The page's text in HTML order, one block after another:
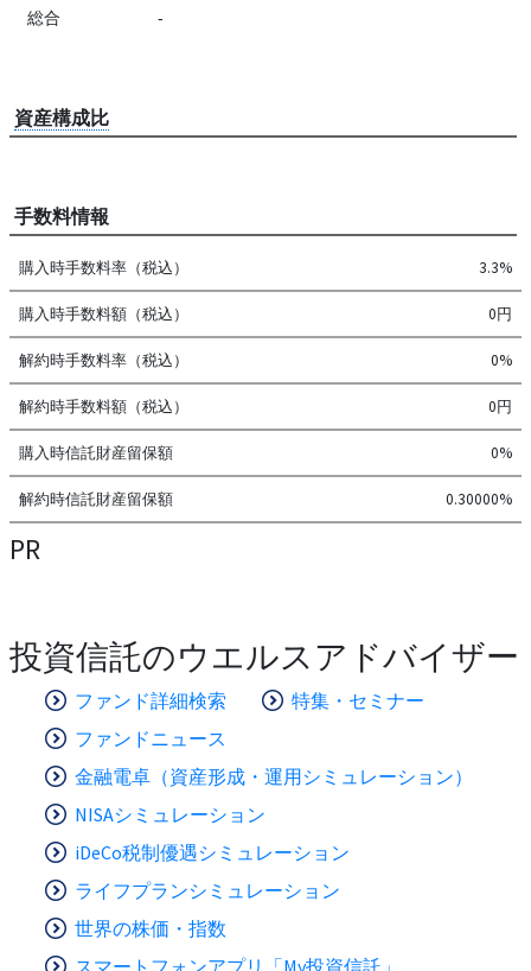
総合 -
資産構成比
手数料情報
購入時手数料率（税込） 3.3%
購入時手数料額（税込） 0円
解約時手数料率（税込） 0%
解約時手数料額（税込） 0円
購入時信託財産留保額 0%
解約時信託財産留保額 0.30000%
PR
投資信託のウエルスアドバイザー
ファンド詳細検索
特集・セミナー
ファンドニュース
金融電卓（資産形成・運用シミュレーション）
NISAシミュレーション
iDeCo税制優遇シミュレーション
ライフプランシミュレーション
世界の株価・指数
スマートフォンアプリ「My投資信託」